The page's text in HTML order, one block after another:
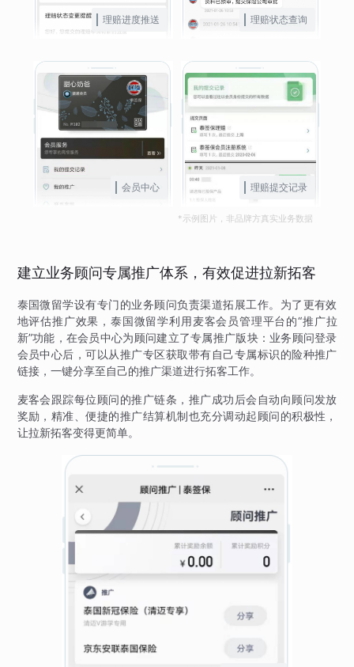
理赔进度推送 理赔状态查询
会员中心 理赔提交记录
*示例图片，非品牌方真实业务数据
建立业务顾问专属推广体系，有效促进拉新拓客
泰国微留学设有专门的业务顾问负责渠道拓展工作。为了更有效
地评估推广效果，泰国微留学利用麦客会员管理平台的“推广拉
新”功能，在会员中心为顾问建立了专属推广版块：业务顾问登录
会员中心后，可以从推广专区获取带有自己专属标识的险种推广
链接，一键分享至自己的推广渠道进行拓客工作。
麦客会跟踪每位顾问的推广链条，推广成功后会自动向顾问发放
奖励，精准、便捷的推广结算机制也充分调动起顾问的积极性，
让拉新拓客变得更简单。